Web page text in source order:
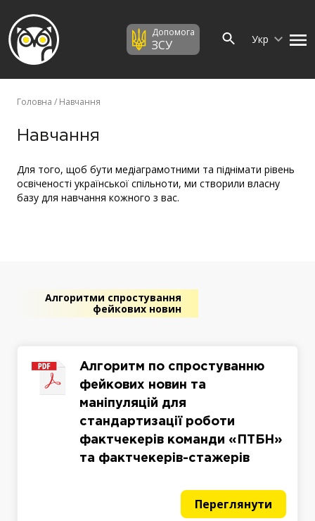
Допомога
ЗСУ Укр
Головна / Навчання
Навчання
Для того, щоб бути медіаграмотними та піднімати рівень
освіченості української спільноти, ми створили власну
базу для навчання кожного з вас.
Алгоритми спростування
фейкових новин
Алгоритм по спростуванню
фейкових новин та
маніпуляцій для
стандартизації роботи
фактчекерів команди «ПТБН»
та фактчекерів-стажерів
Переглянути